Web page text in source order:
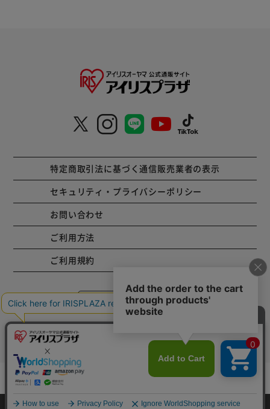
特定商取引法に基づく通信販売業者の表示
セキュリティ・プライバシーポリシー
お問い合わせ
ご利用方法
ご利用規約
コーポレートサイト
Copyright © 2001 IRISPLAZA. ALL Rights Reserved.